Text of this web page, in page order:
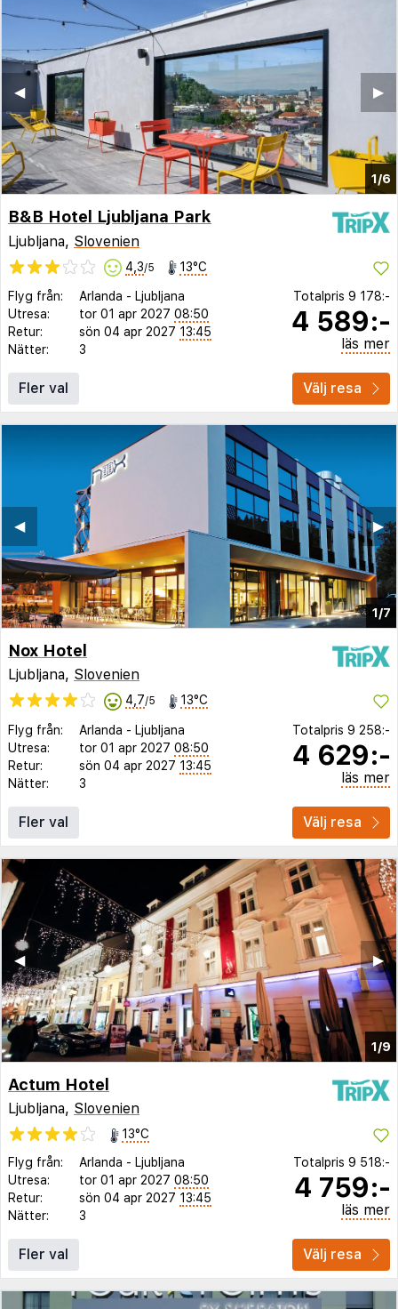
1/6
▶︎
◀︎
B&B Hotel Ljubljana Park
Ljubljana, Slovenien
4,3/5 13°C
Flyg från: Arlanda - Ljubljana
Utresa:
tor 01 apr 2027 08:50
Retur:
sön 04 apr 2027 13:45
Nätter:
3
Totalpris 9 178:-
4 589:-
läs mer
Fler val Välj resa
1/7
▶︎
◀︎
Nox Hotel
Ljubljana, Slovenien
4,7/5 13°C
Flyg från: Arlanda - Ljubljana
Utresa:
tor 01 apr 2027 08:50
Retur:
sön 04 apr 2027 13:45
Nätter:
3
Totalpris 9 258:-
4 629:-
läs mer
Fler val Välj resa
1/9
▶︎
◀︎
Actum Hotel
Ljubljana, Slovenien
13°C
Flyg från:
Arlanda - Ljubljana
Utresa:
tor 01 apr 2027 08:50
Retur:
sön 04 apr 2027 13:45
Nätter:
3
Totalpris 9 518:-
4 759:-
läs mer
Fler val Välj resa